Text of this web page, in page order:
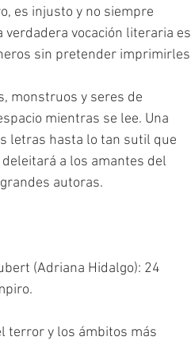
es injusto y no siempre
vocación literaria es
sin pretender imprimirles
mientras se lee. Una
letras hasta lo tan sutil que
a los amantes del
autoras.
(Adriana Hidalgo): 24
terror y los ámbitos más